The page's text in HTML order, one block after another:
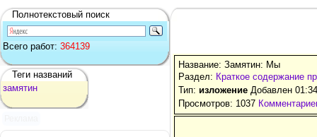
Полнотекстовый поиск
Всего работ: 364139
Теги названий
замятин
Название: Замятин: Мы
Раздел: Краткое содержание
Тип: изложение Добавлен
Просмотров: 1037